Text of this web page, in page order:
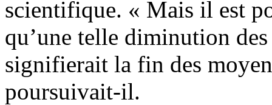
scientifique. « Mais il est
qu’une telle diminution
signifierait la fin des
poursuivait-il.